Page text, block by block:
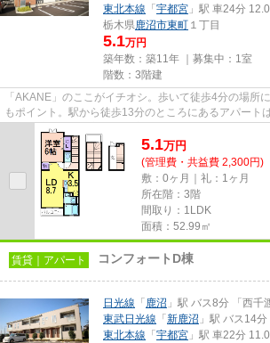
東北本線 「 宇都宮 」駅 車24分
栃木県鹿沼市東町 １丁目
5.1万円
築年数：築11年 ｜募集中： 1室
階数：3階建
「AKANE」のここがイチオシ。歩いて徒歩4分の場
もポイント。駅から徒歩13分のところにあるアパート
は特に涼しい通風良好な環境の...
5.1万円
(管理費・共益費 2,300円)
敷：0ヶ月｜礼：1ヶ月
所在階：3階
間取り：1LDK
面積：52.99㎡
賃貸｜アパート コンフォートD棟
日光線 「 鹿沼 」駅 バス8分 「西千
東武日光線 「 新鹿沼 」駅 バス14
東北本線 「 宇都宮 」駅 車22分